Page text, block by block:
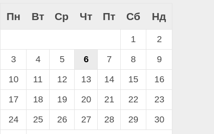
Пн Вт Ср Чт Пт Сб Нд
1
2
3
4 5 6 7 8
9
10
11 12 13 14 15
16
17
18 19 20 21 22
23
24
25 26 27 28 29
30